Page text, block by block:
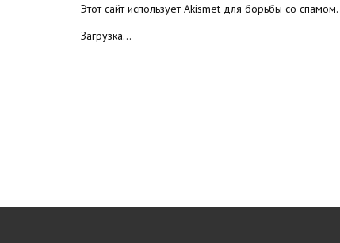
Этот сайт использует Akismet для борьбы со спамом.
Загрузка...